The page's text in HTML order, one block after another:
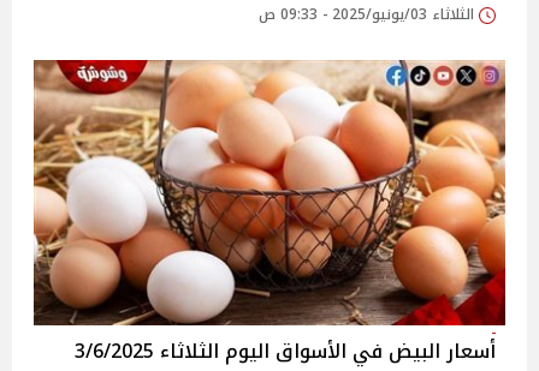
الثلاثاء 03/يونيو/2025 - 09:33 ص
أسعار البيض في الأسواق‎‎ اليوم الثلاثاء 3/6/2025